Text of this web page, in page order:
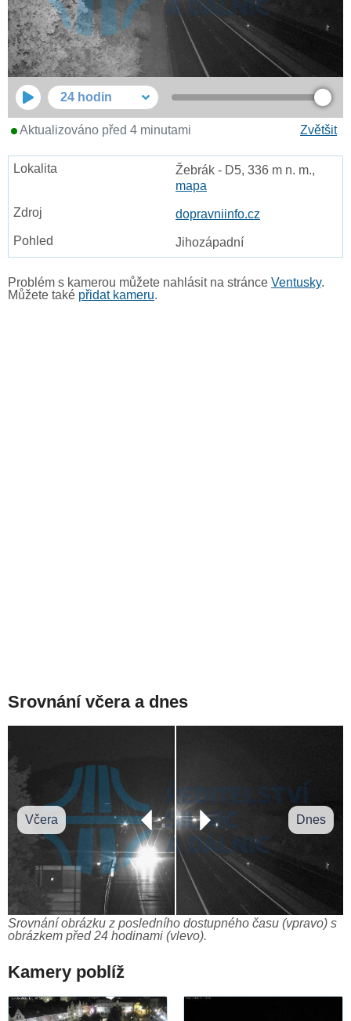
24 hodin
Zvětšit
Aktualizováno před 4 minutami
Žebrák - D5, 336 m n. m.,
mapa
dopravniinfo.cz
Jihozápadní
Problém s kamerou můžete nahlásit na stránce Ventusky.
Můžete také přidat kameru.
Srovnání včera a dnes
Včera Dnes
Srovnání obrázku z posledního dostupného času (vpravo) s
obrázkem před 24 hodinami (vlevo).
Kamery poblíž